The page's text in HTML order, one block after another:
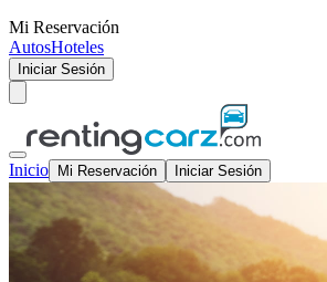
Mi Reservación
AutosHoteles
Iniciar Sesión
Inicio Mi Reservación Iniciar Sesión